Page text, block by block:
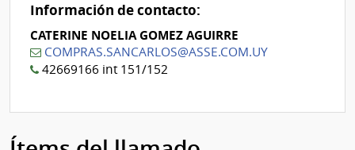
Información de contacto:
CATERINE NOELIA GOMEZ AGUIRRE
COMPRAS.SANCARLOS@ASSE.COM.UY
42669166 int 151/152